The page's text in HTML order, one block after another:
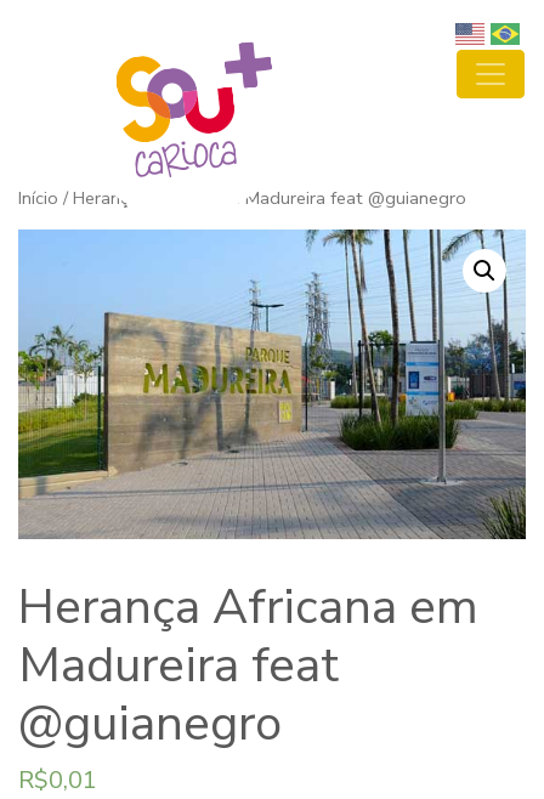
Início / Herança Africana em Madureira feat @guianegro
Herança Africana em
Madureira feat
@guianegro
R$0,01